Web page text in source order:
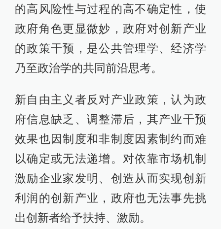
的高风险性与过程的高不确定性，使
政府角色更显微妙，政府对创新产业
的政策干预，是公共管理学、经济学
乃至政治学的共同前沿思考。
新自由主义者反对产业政策，认为政
府信息缺乏、调整滞后，其产业干预
效果也因制度和非制度因素制约而难
以确定或无法递增。对依靠市场机制
激励企业家发明、创造从而实现创新
利润的创新产业，政府也无法事先挑
出创新者给予扶持、激励。